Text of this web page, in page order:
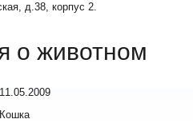
д.38, корпус 2.
о животном
11.05.2009
Кошка